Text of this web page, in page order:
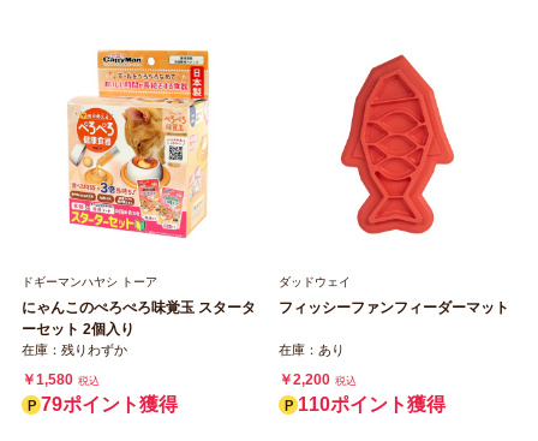
ドギーマンハヤシ トーア
にゃんこのぺろぺろ味覚玉 スタータ
ーセット 2個入り
在庫：残りわずか
￥1,580 税込
79ポイント獲得
ダッドウェイ
フィッシーファンフィーダーマット
在庫：あり
￥2,200 税込
110ポイント獲得